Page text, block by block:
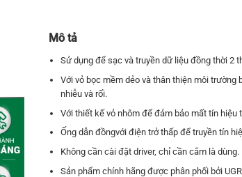
Mô tả
Sử dụng để sạc và truyền dữ liệu đồng thời 2
Với vỏ bọc mềm dẻo và thân thiện môi trường
nhiễu và rối.
Với thiết kế vỏ nhôm để đảm bảo mất tín hiệu
Ống dẫn đồngvới điện trở thấp để truyền tín
Không cần cài đặt driver, chỉ cần cắm là dùng.
Sản phẩm chính hãng được phân phối bởi